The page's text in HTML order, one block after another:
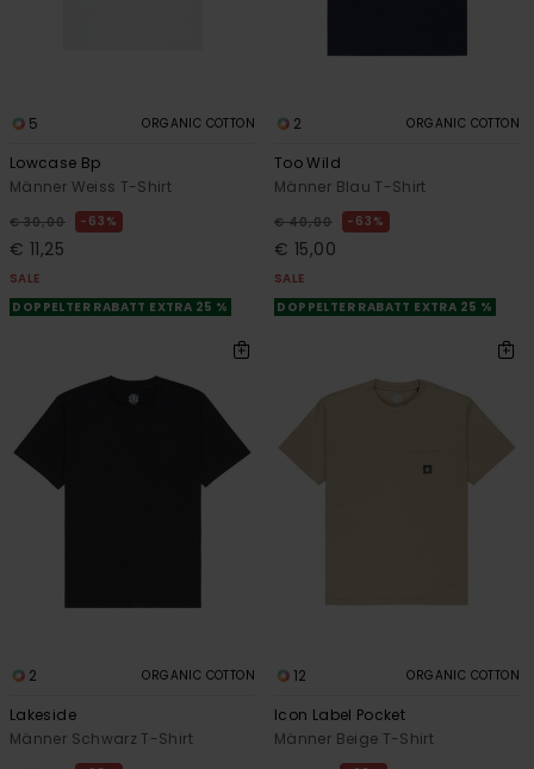
5 ORGANIC COTTON
Lowcase Bp
Männer Weiss T-Shirt
€ 30,00 63%
€ 11,25
SALE
DOPPELTER RABATT EXTRA 25 %
2 ORGANIC COTTON
Too Wild
Männer Blau T-Shirt
€ 40,00 63%
€ 15,00
SALE
DOPPELTER RABATT EXTRA 25 %
2 ORGANIC COTTON
Lakeside
Männer Schwarz T-Shirt
12 ORGANIC COTTON
Icon Label Pocket
Männer Beige T-Shirt